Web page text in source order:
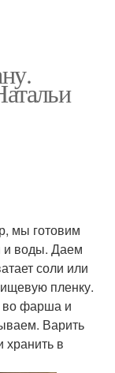
мы готовим
воды. Даем
соли или
пленку.
во фарша и
Варить
хранить в